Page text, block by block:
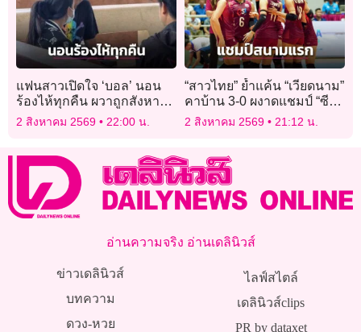
แฟนสาวเปิดใจ ‘บอล’ นอน
ร้องไห้ทุกคืน ผวาถูกสังหาร
ปิดปากยกครอบครัว
2 สิงหาคม 2569 22:00 น.
“สาวไทย” ย้ำแค้น “เวียดนาม”
คาบ้าน 3-0 ผงาดแชมป์ “ซีวี
ลีก 2026” สนามแรก
2 สิงหาคม 2569 21:12 น.
อ่านความจริง อ่านเดลินิวส์
ข่าวเดลินิวส์
บทความ
ดวง-หวย
ไลฟ์สไตล์
เดลินิวส์clips
PR by dataxet